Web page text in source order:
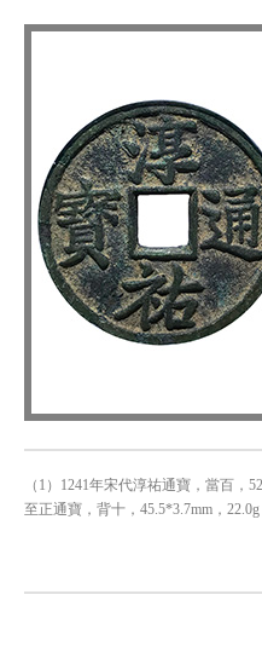
（1）1241年宋代淳祐通寶，當百，
至正通寶，背十，45.5*3.7mm，